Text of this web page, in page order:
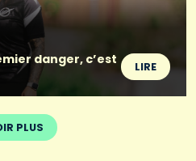
danger, c’est
LIRE
PLUS